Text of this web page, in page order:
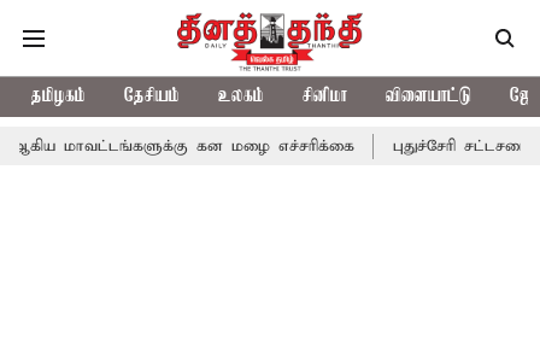
தமிழகம் தேசியம் உலகம் சினிமா விளையாட்டு
கன மழை எச்சரிக்கை புதுச்சேரி சட்டசபையில் வரும்